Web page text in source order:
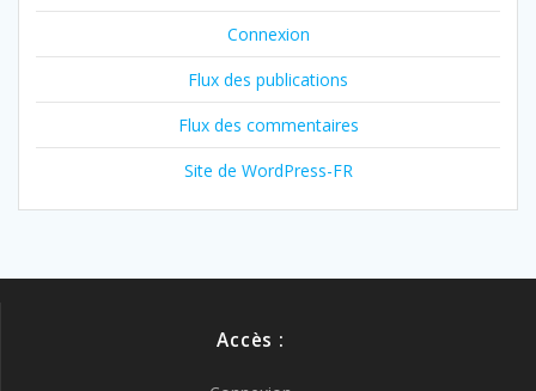
Connexion
Flux des publications
Flux des commentaires
Site de WordPress-FR
Accès :